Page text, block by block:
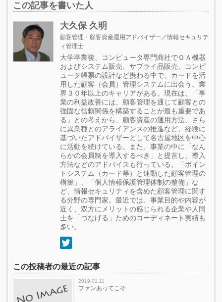
この記事を書いた人
大久保 久明
顧客管理・顧客資産運用アドバイザー／情報セキュリテ
ィ管理士
大学卒業後、コンピュータ専門商社でＯＡ機器
およびシステム販売、サプライ品販売、コンピ
ュータ帳票の設計など携わる中で、カードを活
用した顧客（会員）管理システムに出会う。業
界３０年以上のキャリアがある。現在は、「事
業の利益改善には、顧客管理を通じて顧客との
強固な信頼関係を構築することが最も重要であ
る」との考えから、顧客資産の運用方法、さら
に異業種とのアライアンスの推進など、経験に
基づいたアドバイザーとして名古屋地区を中心
に活動を続けている。また、事業の中に「なん
らかの会員制を導入するべき」と提言し、導入
方法などのアドバイスも行っている。「ポイン
トシステム（カード等）と連動した顧客管理の
構築」、「個人情報保護管理体制の整備」な
ど、情報セキュリティを含めた顧客管理に関す
る分野の専門家。最近では、事業目的や内容が
近く、双方にメリットの感じられる企業や人同
士を「つなげる」ためのコーディネート実績も
多い。
この投稿者の最近の記事
2019.01.11
ファンあってこそ